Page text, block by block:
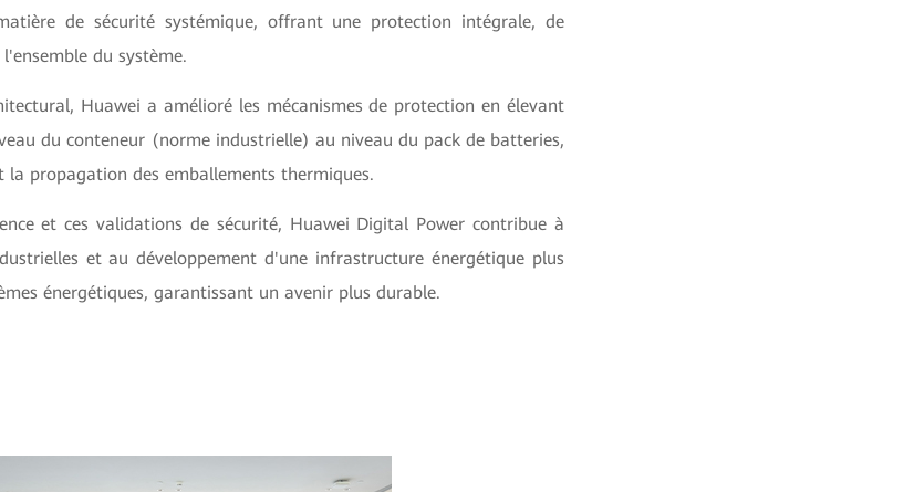
de sécurité systémique, offrant une protection intégrale, de
du système.
Huawei a amélioré les mécanismes de protection en élevant
du conteneur (norme industrielle) au niveau du pack de batteries,
la propagation des emballements thermiques.
et ces validations de sécurité, Huawei Digital Power contribue à
et au développement d'une infrastructure énergétique plus
énergétiques, garantissant un avenir plus durable.